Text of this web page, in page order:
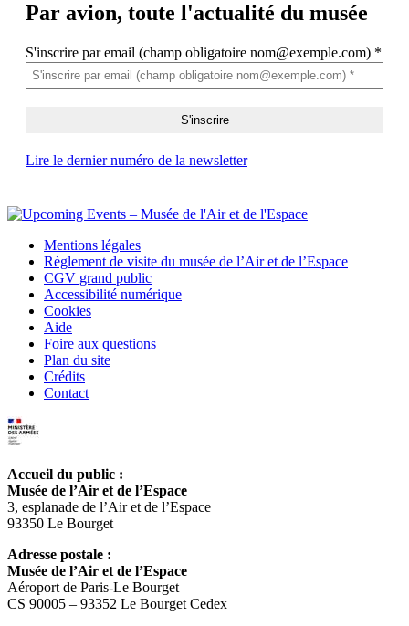
Par avion, toute l'actualité du musée
S'inscrire par email (champ obligatoire nom@exemple.com) *
Lire le dernier numéro de la newsletter
Mentions légales
Règlement de visite du musée de l’Air et de l’Espace
CGV grand public
Accessibilité numérique
Cookies
Aide
Foire aux questions
Plan du site
Crédits
Contact
Accueil du public :
Musée de l’Air et de l’Espace
3, esplanade de l’Air et de l’Espace
93350 Le Bourget
Adresse postale :
Musée de l’Air et de l’Espace
Aéroport de Paris-Le Bourget
CS 90005 – 93352 Le Bourget Cedex